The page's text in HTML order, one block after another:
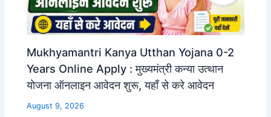
Mukhyamantri Kanya Utthan Yojana 0-2
Years Online Apply : मुख्यमंत्री कन्या उत्थान
योजना ऑनलाइन आवेदन शुरू, यहाँ से करे आवेदन
August 9, 2026